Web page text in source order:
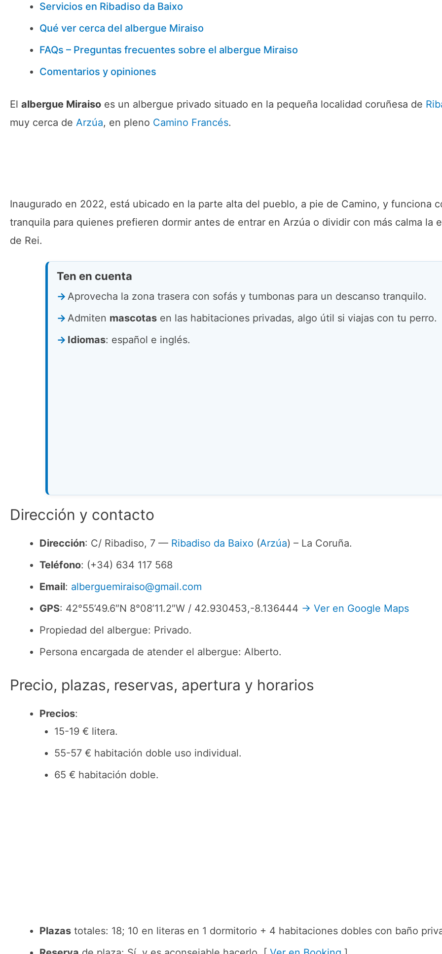
Servicios en Ribadiso da Baixo
Qué ver cerca del albergue Miraiso
FAQs – Preguntas frecuentes sobre el albergue Miraiso
Comentarios y opiniones
El albergue Miraiso es un albergue privado situado en la pequeña localidad coruñesa de
muy cerca de Arzúa, en pleno Camino Francés.
Inaugurado en 2022, está ubicado en la parte alta del pueblo, a pie de Camino, y funciona
tranquila para quienes prefieren dormir antes de entrar en Arzúa o dividir con más calma la
de Rei.
Ten en cuenta
Aprovecha la zona trasera con sofás y tumbonas para un descanso tranquilo.
Admiten mascotasen las habitaciones privadas, algo útil si viajas con tu perro.
Idiomas: español e inglés.
Dirección y contacto
Dirección: C/ Ribadiso, 7 — Ribadiso da Baixo (Arzúa) – La Coruña.
Teléfono: (+34) 634 117 568
Email: alberguemiraiso@gmail.com
GPS: 42°55’49.6″N 8°08’11.2″W / 42.930453,-8.136444 → Ver en Google Maps
Propiedad del albergue: Privado.
Persona encargada de atender el albergue: Alberto.
Precio, plazas, reservas, apertura y horarios
Precios:
15-19 € litera.
55-57 € habitación doble uso individual.
65 € habitación doble.
Plazas totales: 18; 10 en literas en 1 dormitorio + 4 habitaciones dobles con baño